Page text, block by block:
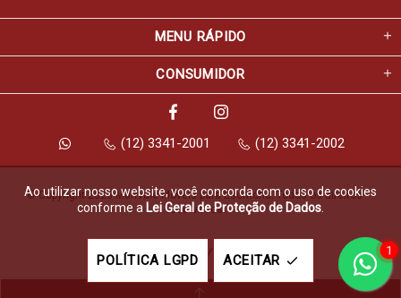
MENU RÁPIDO
CONSUMIDOR
(12) 3341-2001 (12) 3341-2002
© Copyright 2026 Marfvale Móveis para Escritório. Todos os direitos
reservados.
Feito com pela
Ao utilizar nosso website, você concorda com o uso de cookies
conforme a Lei Geral de Proteção de Dados
POLÍTICA LGPD ACEITAR
1